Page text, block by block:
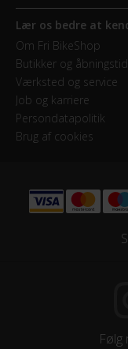
Geartype
Udvendige gear
Kassette
Shimano Dura
53x39T
Lær os bedre at
Om Fri BikeShop
Butikker og
Værksted og service
Job og karriere
Persondatapolitik
Brug af cookies
Følg